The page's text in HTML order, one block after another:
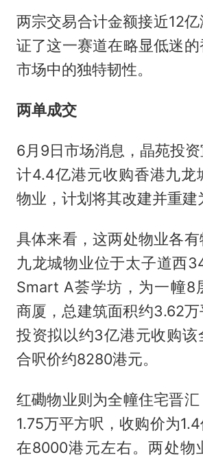
两宗交易合计金额接近12
证了这一赛道在略显低迷
市场中的独特韧性。
两单成交
6月9日市场消息，晶苑投
计4.4亿港元收购香港九龙
物业，计划将其改建并重建
具体来看，这两处物业各有
九龙城物业位于太子道西
Smart A荟学坊，为一幢8
商厦，总建筑面积约3.62
投资拟以约3亿港元收购该
合呎价约8280港元。
红磡物业则为全幢住宅晋
1.75万平方呎，收购价为
在8000港元左右。两处物